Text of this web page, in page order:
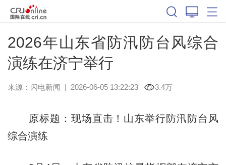
2026年山东省防汛防台风综合
演练在济宁举行
来源： 闪电新闻 | 2026-06-05 13:22:23 3.4万
原标题：现场直击！山东举行防汛防台风
综合演练